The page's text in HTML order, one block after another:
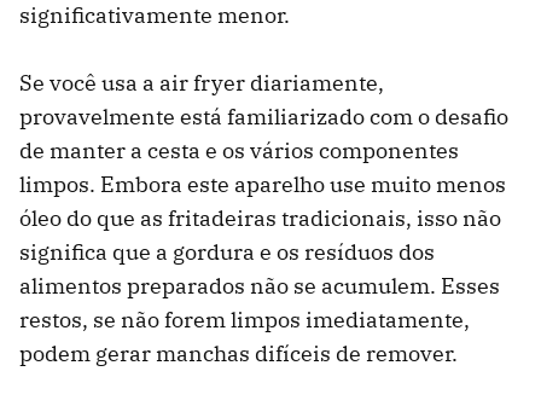
significativamente menor.
Se você usa a air fryer diariamente,
provavelmente está familiarizado com o desafio
de manter a cesta e os vários componentes
limpos. Embora este aparelho use muito menos
óleo do que as fritadeiras tradicionais, isso não
significa que a gordura e os resíduos dos
alimentos preparados não se acumulem. Esses
restos, se não forem limpos imediatamente,
podem gerar manchas difíceis de remover.